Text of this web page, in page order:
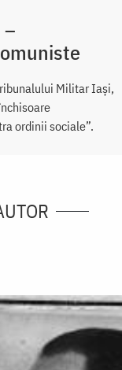
Militar Iași,
ordinii sociale”.